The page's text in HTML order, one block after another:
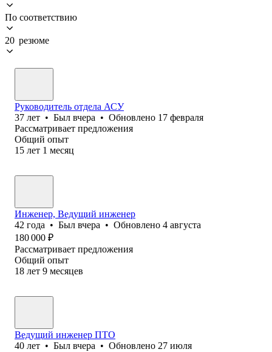
По соответствию
20 резюме
Руководитель отдела АСУ
37 лет • Был вчера • Обновлено 17 февраля
Рассматривает предложения
Общий опыт
15 лет 1 месяц
Инженер, Ведущий инженер
42 года • Был вчера • Обновлено 4 августа
180 000 ₽
Рассматривает предложения
Общий опыт
18 лет 9 месяцев
Ведущий инженер ПТО
40 лет • Был вчера • Обновлено 27 июля